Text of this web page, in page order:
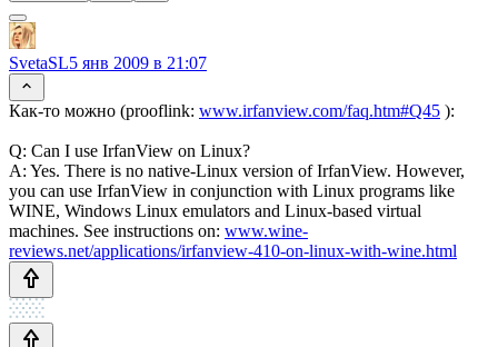
SvetaSL5 янв 2009 в 21:07
Как-то можно (prooflink: www.irfanview.com/faq.htm#Q45 ):
Q: Can I use IrfanView on Linux?
A: Yes. There is no native-Linux version of IrfanView. However,
you can use IrfanView in conjunction with Linux programs like
WINE, Windows Linux emulators and Linux-based virtual
machines. See instructions on: www.wine-
reviews.net/applications/irfanview-410-on-linux-with-wine.html